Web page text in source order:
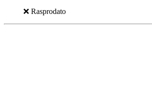
❌ Rasprodato